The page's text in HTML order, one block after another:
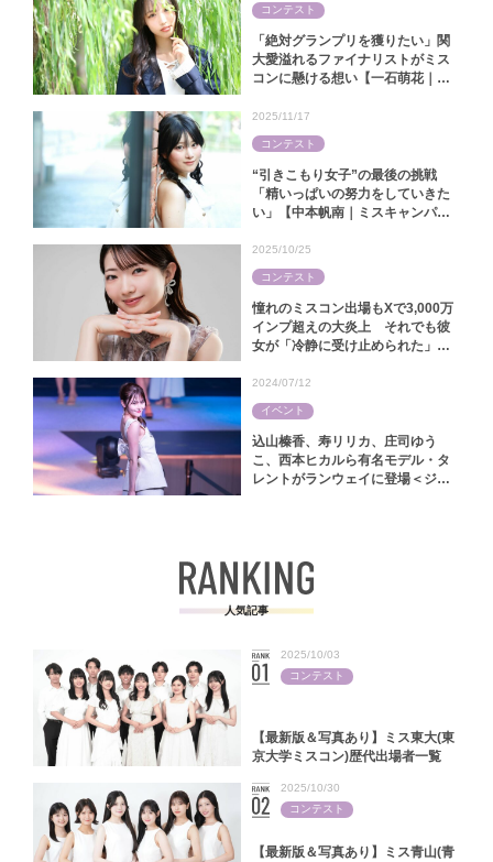
「絶対グランプリを獲りたい」関
大愛溢れるファイナリストがミス
コンに懸ける想い【一石萌花｜ミ
コンテスト
“引きこもり女子”の最後の挑戦
「精いっぱいの努力をしていきた
い」【中本帆南｜ミスキャンパス
2025/11/17
コンテスト
憧れのミスコン出場もXで3,000万
インプ超えの大炎上 それでも彼
女が「冷静に受け止められた」ワ
2025】
2025/10/25
コンテスト
込山榛香、寿リリカ、庄司ゆう
こ、西本ヒカルら有名モデル・タ
レントがランウェイに登場＜ジャ
2024/07/12
イベント
人気記事
【最新版＆写真あり】ミス東大(東
京大学ミスコン)歴代出場者一覧
2025/10/03
コンテスト
【最新版＆写真あり】ミス青山(青
2025/10/30
コンテスト